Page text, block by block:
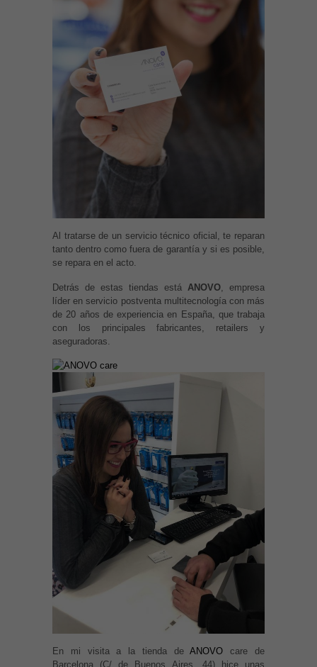
Al tratarse de un servicio técnico oficial, te reparan
tanto dentro como fuera de garantía y si es posible,
se repara en el acto.
Detrás de estas tiendas está ANOVO , empresa
líder en servicio postventa multitecnología con más
de 20 años de experiencia en España, que trabaja
con los principales fabricantes, retailers y
aseguradoras.
En mi visita a la tienda deANOVO care de
Barcelona (C/ de Buenos Aires, 44) hice unas